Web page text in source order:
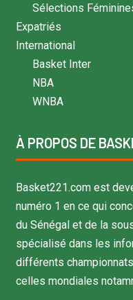
Sélections
Expatriés
International
Basket Inter
NBA
WNBA
À PROPOS DE
Basket221.com est
numéro 1 en ce qui
du Sénégal et de la
spécialisé dans les
différents
celles mondiales